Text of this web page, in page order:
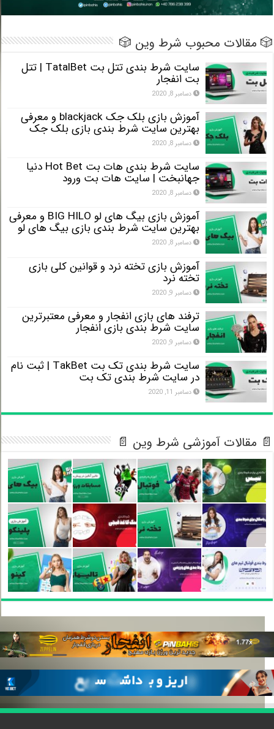
مقالات محبوب شرط وین 🎲
سایت شرط بندی تتل بت TatalBet | تتل
بت انفجار
دسامبر 8, 2020
آموزش بازی بلک جک blackjack و معرفی
بهترین سایت شرط بندی بازی بلک جک
دسامبر 8, 2020
سایت شرط بندی هات بت Hot Bet دنیا
جهانبخت | سایت هات بت ورود
دسامبر 8, 2020
آموزش بازی بیگ های لو BIG HILO و معرفی
بهترین سایت شرط بندی بازی بیگ های لو
دسامبر 8, 2020
آموزش بازی تخته نرد و قوانین کلی بازی
تخته نرد
دسامبر 9, 2020
ترفند های بازی انفجار و معرفی معتبرترین
سایت شرط بندی بازی انفجار
دسامبر 9, 2020
سایت شرط بندی تک بت TakBet | ثبت نام
در سایت شرط بندی تک بت
دسامبر 11, 2020
مقالات آموزشی شرط وین 📄